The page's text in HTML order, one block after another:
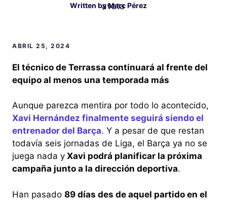
Written byMarc Pérez
ABRIL 25, 2024
El técnico de Terrassa continuará al frente del
equipo al menos una temporada más
Aunque parezca mentira por todo lo acontecido,
Xavi Hernández finalmente seguirá siendo el
entrenador del Barça. Y a pesar de que restan
todavía seis jornadas de Liga, el Barça ya no se
juega nada y Xavi podrá planificar la próxima
campaña junto a la dirección deportiva.
Han pasado 89 días des de aquel partido en el